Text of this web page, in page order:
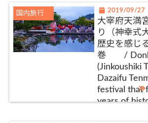
and cherry
February
国内旅行 2019/09/27
大宰府天満
り（神幸式
歴史を感じ
巻 /
(Jinkoushiki
Dazaifu
festival that
years of